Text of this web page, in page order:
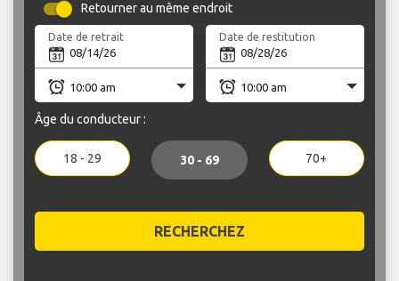
Retourner au même endroit
Date de retrait Date de restitution
Âge du conducteur :
18 - 29 30 - 69 70+
RECHERCHEZ